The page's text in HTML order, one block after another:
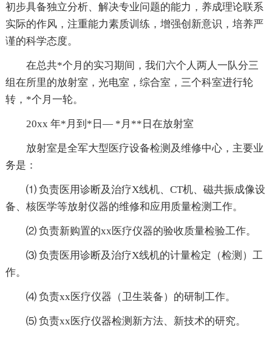
初步具备独立分析、解决专业问题的能力，养成理论联系
实际的作风，注重能力素质训练，增强创新意识，培养严
谨的科学态度。
在总共*个月的实习期间，我们六个人两人一队分三
组在所里的放射室，光电室，综合室，三个科室进行轮
转，*个月一轮。
20xx 年*月到*日— *月**日在放射室
放射室是全军大型医疗设备检测及维修中心，主要业
务是：
⑴ 负责医用诊断及治疗X线机、CT机、磁共振成像设
备、核医学等放射仪器的维修和应用质量检测工作。
⑵ 负责新购置的xx医疗仪器的验收质量检验工作。
⑶ 负责医用诊断及治疗X线机的计量检定（检测）工
作。
⑷ 负责xx医疗仪器（卫生装备）的研制工作。
⑸ 负责xx医疗仪器检测新方法、新技术的研究。